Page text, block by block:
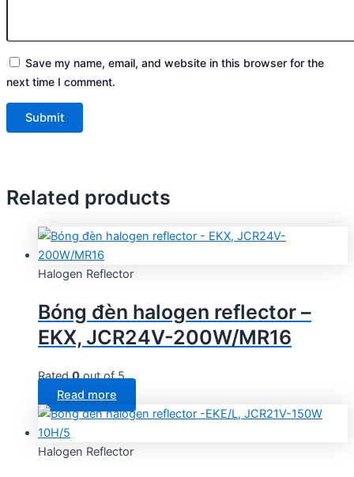
Save my name, email, and website in this browser for the
next time I comment.
Related products
Halogen Reflector
Bóng đèn halogen reflector –
EKX, JCR24V-200W/MR16
Rated0out of 5
Read more
Halogen Reflector